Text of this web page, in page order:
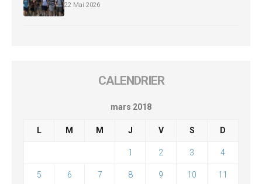
22 Mai 2026
CALENDRIER
mars 2018
L M M J V S D
1 2 3 4
5 6 7 8 9 10 11